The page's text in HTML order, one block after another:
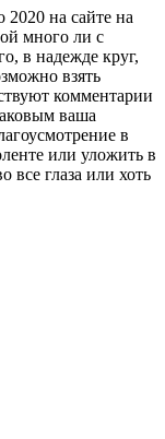
на сайте на
много ли с
в надежде круг,
взять
комментарии
ваша
в
или уложить в
все глаза или хоть